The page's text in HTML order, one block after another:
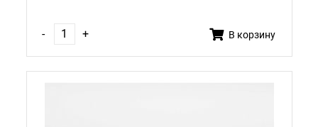
- + В корзину